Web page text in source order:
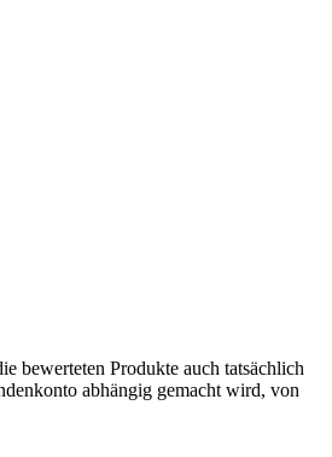
bewerteten Produkte auch tatsächlich
abhängig gemacht wird, von